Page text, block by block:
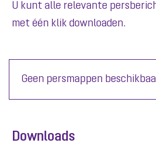
U kunt alle relevante
met één klik downloaden.
Geen persmappen
Downloads